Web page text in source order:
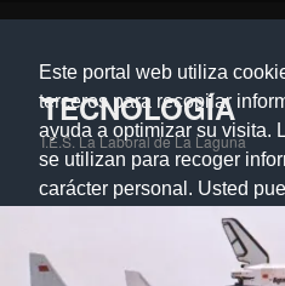
Este portal web utiliza
terceros para recopilar
ayuda a optimizar su visita.
se utilizan para recoger
carácter personal. Usted
uso o rechazarlo, también
configuración siempre que
Dispone de más
contenido
principalTECNOLOGÍA
I.E.S. La Laboral de La Laguna